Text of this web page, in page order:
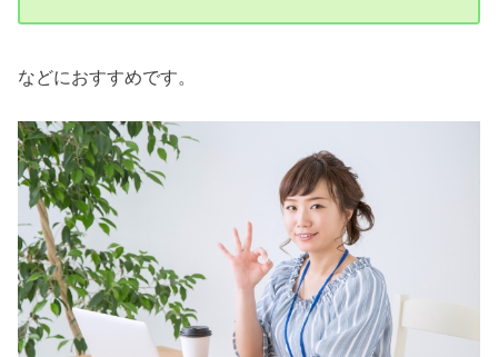
などにおすすめです。